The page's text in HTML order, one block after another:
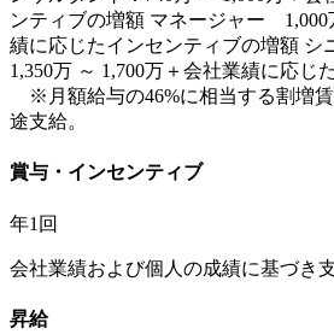
ンティブの増額 マネージャー 1,000
績に応じたインセンティブの増額
1,350万 ～ 1,700万＋会社業績に応じ
※月額給与の46%に相当する割増賃
途支給。
賞与・インセンティブ
年1回
会社業績および個人の成績に基づき支
昇給